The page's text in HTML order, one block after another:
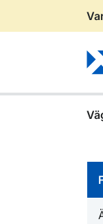
Gå till sidans